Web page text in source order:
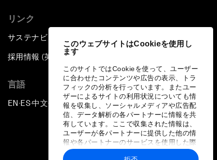
このウェブサイトはCookieを使用し
ます
このサイトではCookieを使って、ユーザー
に合わせたコンテンツや広告の表示、トラ
フィックの分析を行っています。またユー
ザーによるサイトの利用状況についても情
報を収集し、ソーシャルメディアや広告配
信、データ解析の各パートナーに情報を共
有しています。ここで収集された情報は、
ユーザーが各パートナーに提供した他の情
報や各パートナーのサービスを使用した際
に収集された情報と組み合わされ、各パー
リンク
サステナビリティへの取り組み
採用情報 (英語のみ)
言語
EN ▪ES▪中文▪ 日本語